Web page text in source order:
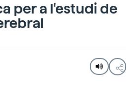
per a l'estudi de